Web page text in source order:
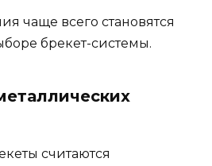
чаще всего становятся
брекет-системы.
считаются